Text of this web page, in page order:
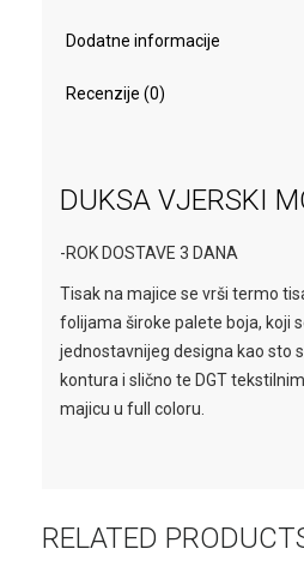
Dodatne informacije
Recenzije (0)
DUKSA VJERSKI
-ROK DOSTAVE 3 DANA
Tisak na majice se vrši termo
folijama široke palete boja, koji
jednostavnijeg designa kao sto
kontura i slično te DGT
majicu u full coloru.
RELATED